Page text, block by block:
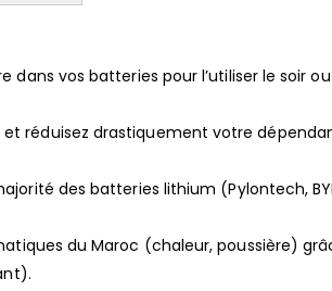
dans vos batteries pour l’utiliser le soir
réduisez drastiquement votre
des batteries lithium (Pylontech,
du Maroc (chaleur, poussière)